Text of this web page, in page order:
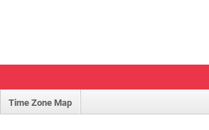
Time Zone Map